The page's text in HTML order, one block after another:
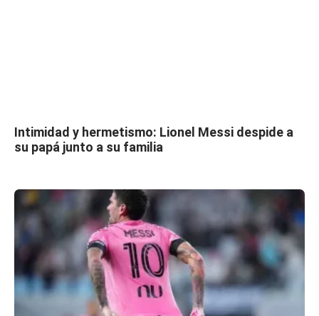
Intimidad y hermetismo: Lionel Messi despide a
su papá junto a su familia